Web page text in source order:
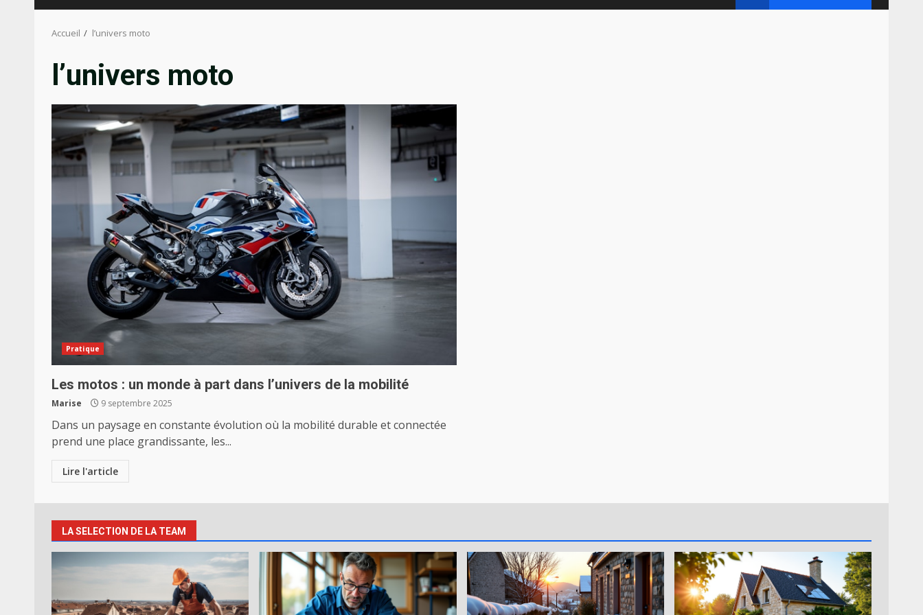
Accueil l’univers moto
l’univers moto
Pratique
Les motos : un monde à part dans l’univers de la mobilité
Marise 9 septembre 2025
Dans un paysage en constante évolution où la mobilité durable et connectée
prend une place grandissante, les...
Lire l'article
LA SELECTION DE LA TEAM